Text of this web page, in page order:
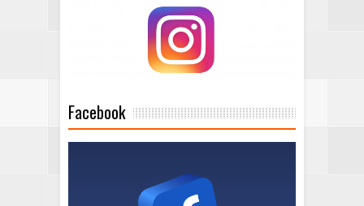
Facebook